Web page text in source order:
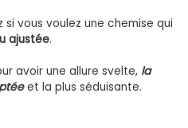
vous voulez une chemise qui
ajustée.
avoir une allure svelte, la
et la plus séduisante.